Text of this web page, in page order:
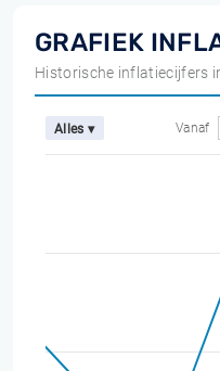
GRAFIEK
Historische inflatiecijfers
Alles ▾ Vanaf